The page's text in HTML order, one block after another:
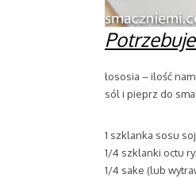
łososia – ilość
sól i pieprz do
1 szklanka sosu
1/4 szklanki octu
1/4 sake (lub